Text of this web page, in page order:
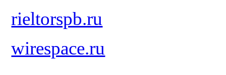
rieltorspb.ru
wirespace.ru